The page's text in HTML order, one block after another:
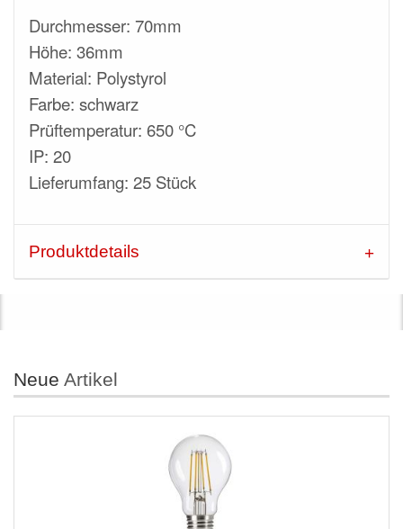
Durchmesser: 70mm
Höhe: 36mm
Material: Polystyrol
Farbe: schwarz
Prüftemperatur: 650 °C
IP: 20
Lieferumfang: 25 Stück
Produktdetails
Neue Artikel